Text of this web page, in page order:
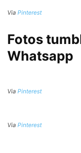
Via Pinterest
Fotos
Whatsapp
Via Pinterest
Via Pinterest